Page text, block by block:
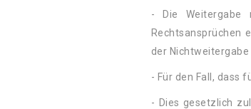
- Die Weitergabe
Rechtsansprüchen
der
- Für den Fall, dass
- Dies gesetzlich